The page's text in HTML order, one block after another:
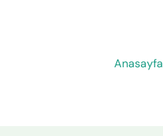
Anasayfa